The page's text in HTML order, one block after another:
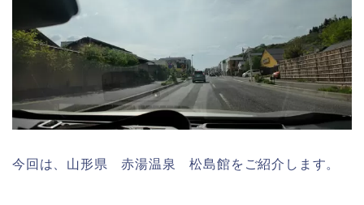
今回は、山形県 赤湯温泉 松島館をご紹介します。